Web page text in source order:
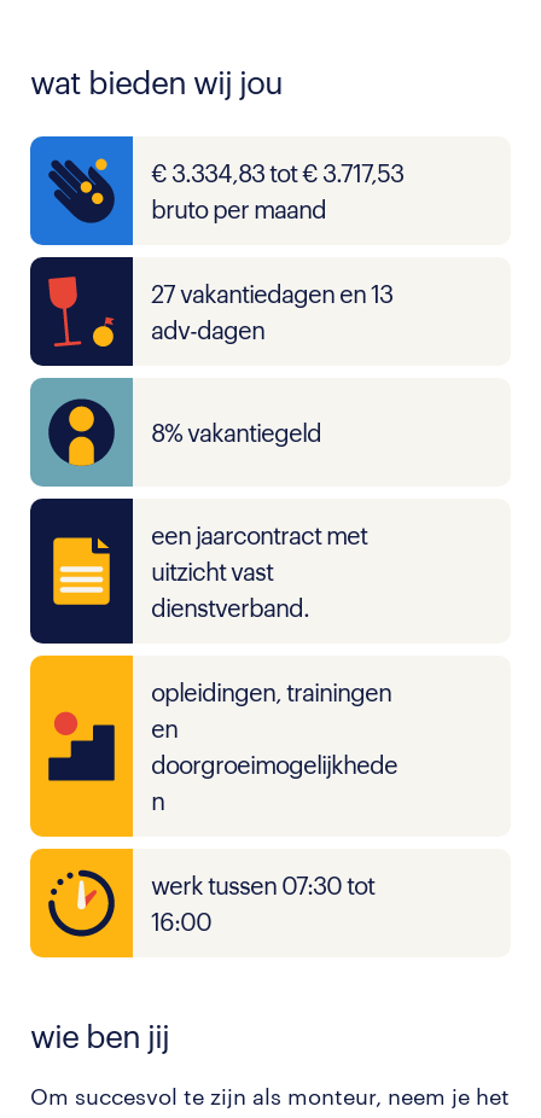
wat bieden wij jou
€ 3.334,83 tot € 3.717,53
bruto per maand
27 vakantiedagen en 13
adv-dagen
8% vakantiegeld
een jaarcontract met
uitzicht vast
dienstverband.
opleidingen, trainingen
en
doorgroeimogelijkhede
n
werk tussen 07:30 tot
16:00
wie ben jij
Om succesvol te zijn als monteur, neem je het